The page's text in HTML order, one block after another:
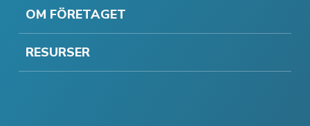
OM FÖRETAGET
RESURSER